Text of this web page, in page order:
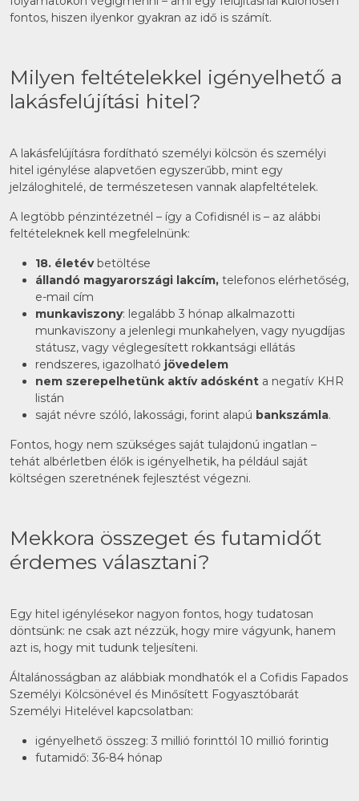
fontos, hiszen ilyenkor gyakran az idő is számít.
Milyen feltételekkel igényelhető a
lakásfelújítási hitel?
A lakásfelújításra fordítható személyi kölcsön és személyi
hitel igénylése alapvetően egyszerűbb, mint egy
jelzáloghitelé, de természetesen vannak alapfeltételek.
A legtöbb pénzintézetnél – így a Cofidisnél is – az alábbi
feltételeknek kell megfelelnünk:
18. életévbetöltése
állandó magyarországi lakcím, telefonos elérhetőség,
e-mail cím
munkaviszony: legalább 3 hónap alkalmazotti
munkaviszony a jelenlegi munkahelyen, vagy nyugdíjas
státusz, vagy véglegesített rokkantsági ellátás
rendszeres, igazolható jövedelem
nem szerepelhetünk aktív adósként a negatív KHR
listán
saját névre szóló, lakossági, forint alapú bankszámla.
Fontos, hogy nem szükséges saját tulajdonú ingatlan –
tehát albérletben élők is igényelhetik, ha például saját
költségen szeretnének fejlesztést végezni.
Mekkora összeget és futamidőt
érdemes választani?
Egy hitel igénylésekor nagyon fontos, hogy tudatosan
döntsünk: ne csak azt nézzük, hogy mire vágyunk, hanem
azt is, hogy mit tudunk teljesíteni.
Általánosságban az alábbiak mondhatók el a Cofidis Fapados
Személyi Kölcsönével és Minősített Fogyasztóbarát
Személyi Hitelével kapcsolatban:
igényelhető összeg: 3 millió forinttól 10 millió forintig
futamidő: 36-84 hónap